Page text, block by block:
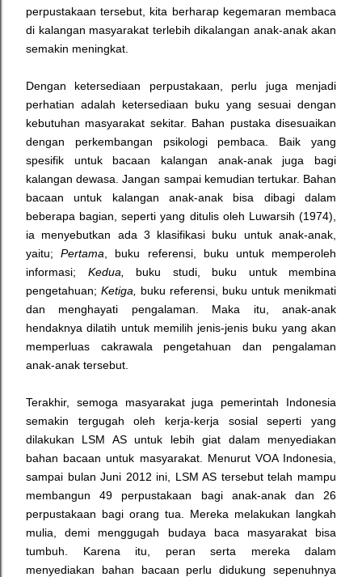
perpustakaan tersebut, kita berharap kegemaran membaca
di kalangan masyarakat terlebih dikalangan anak-anak akan
semakin meningkat.
Dengan ketersediaan perpustakaan, perlu juga menjadi
perhatian adalah ketersediaan buku yang sesuai dengan
kebutuhan masyarakat sekitar. Bahan pustaka disesuaikan
dengan perkembangan psikologi pembaca. Baik yang
spesifik untuk bacaan kalangan anak-anak juga bagi
kalangan dewasa. Jangan sampai kemudian tertukar. Bahan
bacaan untuk kalangan anak-anak bisa dibagi dalam
beberapa bagian, seperti yang ditulis oleh Luwarsih (1974),
ia menyebutkan ada 3 klasifikasi buku untuk anak-anak,
yaitu;Pertama , buku referensi, buku untuk memperoleh
informasi; Kedua, buku studi, buku untuk membina
pengetahuan; Ketiga, buku referensi, buku untuk menikmati
dan menghayati pengalaman. Maka itu, anak-anak
hendaknya dilatih untuk memilih jenis-jenis buku yang akan
memperluas cakrawala pengetahuan dan pengalaman
anak-anak tersebut.
Terakhir, semoga masyarakat juga pemerintah Indonesia
semakin tergugah oleh kerja-kerja sosial seperti yang
dilakukan LSM AS untuk lebih giat dalam menyediakan
bahan bacaan untuk masyarakat. Menurut VOA Indonesia,
sampai bulan Juni 2012 ini, LSM AS tersebut telah mampu
membangun 49 perpustakaan bagi anak-anak dan 26
perpustakaan bagi orang tua. Mereka melakukan langkah
mulia, demi menggugah budaya baca masyarakat bisa
tumbuh. Karena itu, peran serta mereka dalam
menyediakan bahan bacaan perlu didukung sepenuhnya